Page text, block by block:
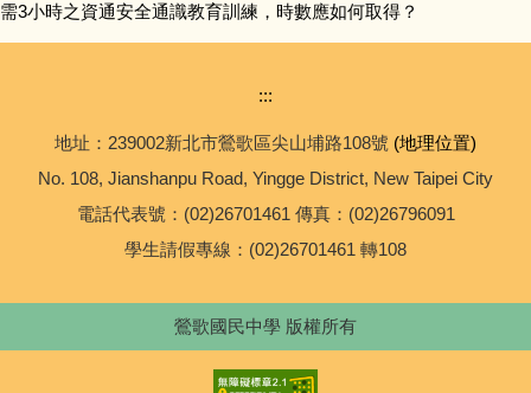
校外人士協助學校教學或活動專區
學校家庭教育專區
校務規章及辦法
需3小時之資通安全通識教育訓練，時數應如何取得？
:::
地址：239002新北市鶯歌區尖山埔路108號 (地理位置)
No. 108, Jianshanpu Road, Yingge District, New Taipei City
電話代表號：(02)26701461 傳真：(02)26796091
學生請假專線：(02)26701461 轉108
鶯歌國民中學 版權所有